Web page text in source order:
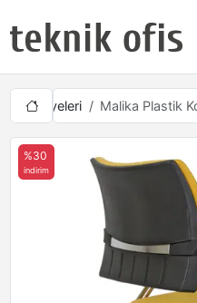
Sandalyeleri Malika Plastik
%30
indirim